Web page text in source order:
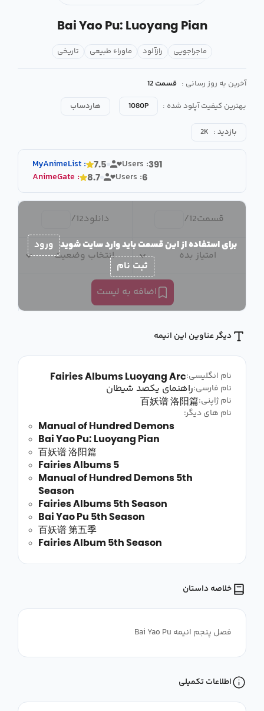
Bai Yao Pu: Luoyang Pian
ماجراجویی رازآلود ماوراء طبیعی تاریخی
آخرین به روز رسانی : قسمت 12
بهترین کیفیت آپلود شده :
1080P هاردساب
بازدید : 2K
MyAnimeList : 7.5 Users :391
AnimeGate : 8.7 Users :6
قسمت12
/ دانلود12
/
امتیاز بده انتخاب وضعیت
اضافه به لیست
برای استفاده از این قسمت باید وارد سایت شوید ورود
ثبت نام
دیگر عناوین این انیمه
نام انگلیسی:Fairies Albums Luoyang Arc
نام فارسی:راهنمای یکصد شیطان
نام ژاپنی:百妖谱 洛阳篇
نام های دیگر:
Manual of Hundred Demons
Bai Yao Pu: Luoyang Pian
百妖谱 洛阳篇
Fairies Albums 5
Manual of Hundred Demons 5th
Season
Fairies Albums 5th Season
Bai Yao Pu 5th Season
百妖谱 第五季
Fairies Album 5th Season
خلاصه داستان
فصل پنجم انیمه Bai Yao Pu
اطلاعات تکمیلی